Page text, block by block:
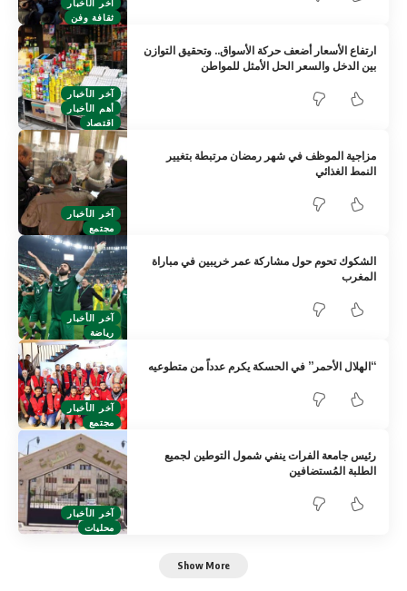
آخر الأخبار
ثقافة وفن
آخر الأخبار
أهم الأخبار
اقتصاد
ارتفاع الأسعار أضعف حركة الأسواق.. وتحقيق التوازن
بين الدخل والسعر الحل الأمثل للمواطن
آخر الأخبار
مجتمع
مزاجية الموظف في شهر رمضان مرتبطة بتغيير
النمط الغذائي
آخر الأخبار
رياضة
الشكوك تحوم حول مشاركة عمر خريبين في مباراة
المغرب
آخر الأخبار
مجتمع
“الهلال الأحمر” في الحسكة يكرم عدداً من متطوعيه
آخر الأخبار
محليات
رئيس جامعة الفرات ينفي شمول التوطين لجميع
الطلبة المُستضافين
Show More